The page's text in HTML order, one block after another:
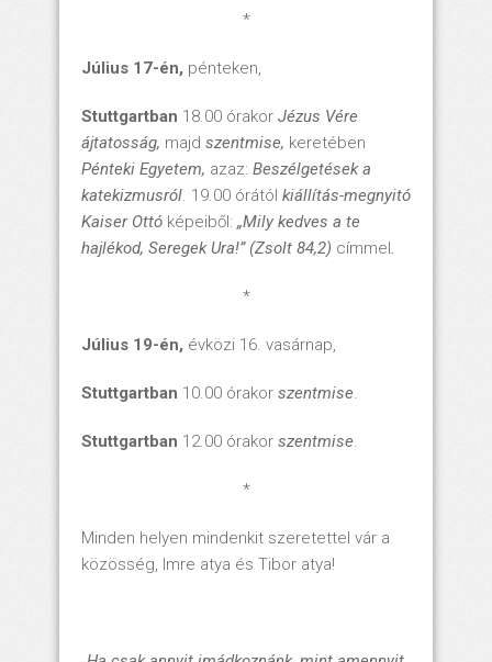
*
Július 17-én, pénteken,
Stuttgartban 18.00 órakor Jézus Vére
ájtatosság, majd szentmise, keretében
Pénteki Egyetem, azaz: Beszélgetések a
katekizmusról. 19.00 órától kiállítás-megnyitó
Kaiser Ottó képeiből: „Mily kedves a te
hajlékod, Seregek Ura!” (Zsolt 84,2) címmel.
*
Július 19-én, évközi 16. vasárnap,
Stuttgartban 10.00 órakor szentmise.
Stuttgartban 12.00 órakor szentmise.
*
Minden helyen mindenkit szeretettel vár a
közösség, Imre atya és Tibor atya!